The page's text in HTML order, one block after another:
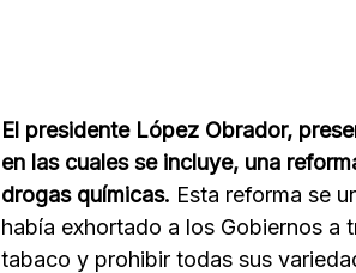
El presidente López Obrador,
en las cuales se incluye, una
drogas químicas. Esta reforma se
había exhortado a los Gobiernos a
tabaco y prohibir todas sus